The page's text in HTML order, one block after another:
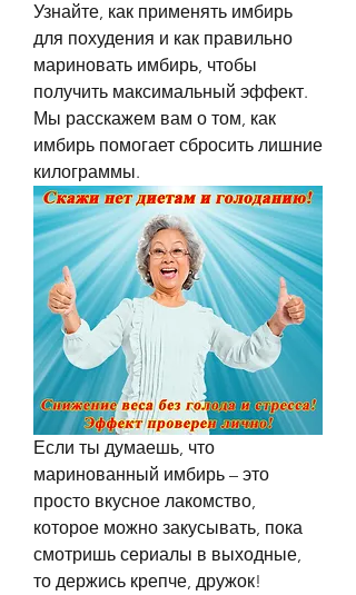
Узнайте, как применять имбирь
для похудения и как правильно
мариновать имбирь, чтобы
получить максимальный эффект.
Мы расскажем вам о том, как
имбирь помогает сбросить лишние
килограммы.
Если ты думаешь, что
маринованный имбирь – это
просто вкусное лакомство,
которое можно закусывать, пока
смотришь сериалы в выходные,
то держись крепче, дружок!